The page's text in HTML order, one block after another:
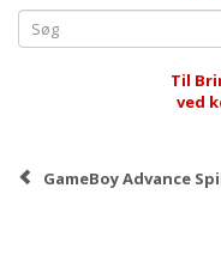
Til
ved
GameBoy Advance